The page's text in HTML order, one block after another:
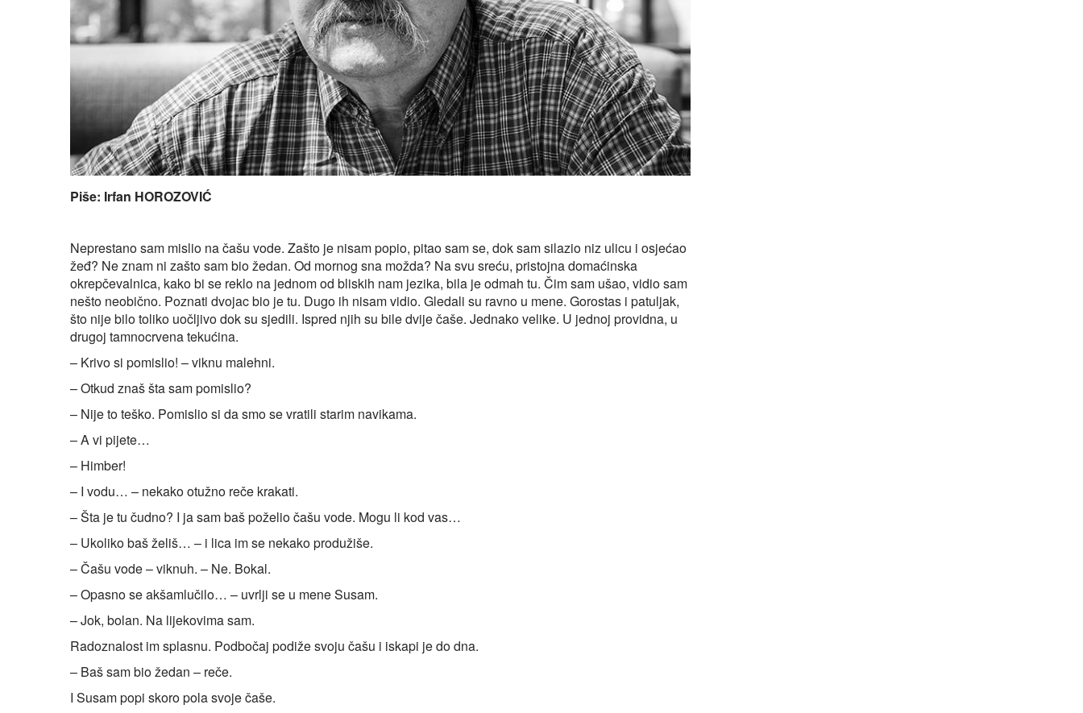
Piše: Irfan HOROZOVIĆ
Neprestano sam mislio na čašu vode. Zašto je nisam popio, pitao sam se, dok sam silazio niz ulicu i osjećao
žeđ? Ne znam ni zašto sam bio žedan. Od mornog sna možda? Na svu sreću, pristojna domaćinska
okrepčevalnica, kako bi se reklo na jednom od bliskih nam jezika, bila je odmah tu. Čim sam ušao, vidio sam
nešto neobično. Poznati dvojac bio je tu. Dugo ih nisam vidio. Gledali su ravno u mene. Gorostas i patuljak,
što nije bilo toliko uočljivo dok su sjedili. Ispred njih su bile dvije čaše. Jednako velike. U jednoj providna, u
drugoj tamnocrvena tekućina.
– Krivo si pomislio! – viknu malehni.
– Otkud znaš šta sam pomislio?
– Nije to teško. Pomislio si da smo se vratili starim navikama.
– A vi pijete…
– Himber!
– I vodu… – nekako otužno reče krakati.
– Šta je tu čudno? I ja sam baš poželio čašu vode. Mogu li kod vas…
– Ukoliko baš želiš… – i lica im se nekako produžiše.
– Čašu vode – viknuh. – Ne. Bokal.
– Opasno se akšamlučilo… – uvrlji se u mene Susam.
– Jok, bolan. Na lijekovima sam.
Radoznalost im splasnu. Podbočaj podiže svoju čašu i iskapi je do dna.
– Baš sam bio žedan – reče.
I Susam popi skoro pola svoje čaše.